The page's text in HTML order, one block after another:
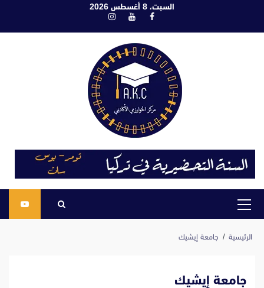
السبت، 8 أغسطس 2026
فيسبوكيوتيوبانستغرام
القائمة
الرئيسية جامعة إيشيك
جامعة إيشيك